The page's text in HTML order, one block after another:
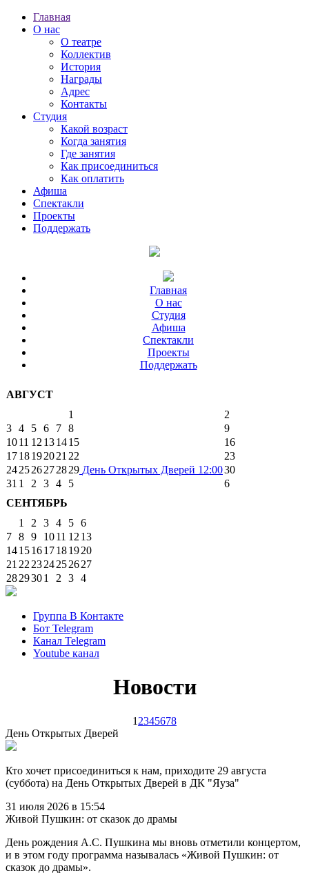
Главная
О нас
О театре
Коллектив
История
Награды
Адрес
Контакты
Студия
Какой возраст
Когда занятия
Где занятия
Как присоединиться
Как оплатить
Афиша
Спектакли
Проекты
Поддержать
Главная
О нас
Студия
Афиша
Спектакли
Проекты
Поддержать
АВГУСТ
1
2
3 4 5 6 7 8
9
1011 12 131415
16
1718192021 22
23
242526272829 День Открытых Дверей 12:0030
31 1 2 3 4 5
6
СЕНТЯБРЬ
1
2 3 4 5 6
7 8 9 1011 12 13
14151617181920
21 22 2324252627
2829301 2 3 4
Группа В Контакте
Бот Telegram
Канал Telegram
Youtube канал
Новости
1 2345678
День Открытых Дверей
Кто хочет присоединиться к нам, приходите 29 августа
(суббота) на День Открытых Дверей в ДК "Яуза"
31 июля 2026 в 15:54
Живой Пушкин: от сказок до драмы
День рождения А.С. Пушкина мы вновь отметили концертом,
и в этом году программа называлась «Живой Пушкин: от
сказок до драмы».